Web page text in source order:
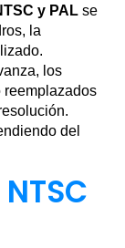
y PAL se
la
los
reemplazados
del